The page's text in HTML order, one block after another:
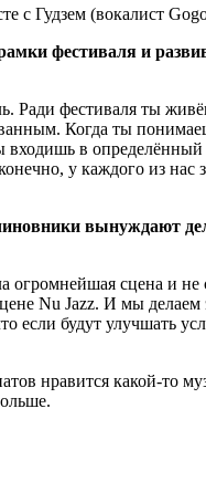
с Гудзем (вокалист
фестиваля и
Ради фестиваля ты
Когда ты
в определённый
у каждого из нас
вынуждают
огромнейшая сцена и не
Nu Jazz. И мы
если будут улучшать
нравится какой-то